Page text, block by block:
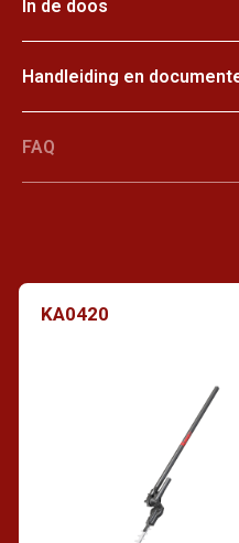
In de doos
Handleiding en
FAQ
KA0420